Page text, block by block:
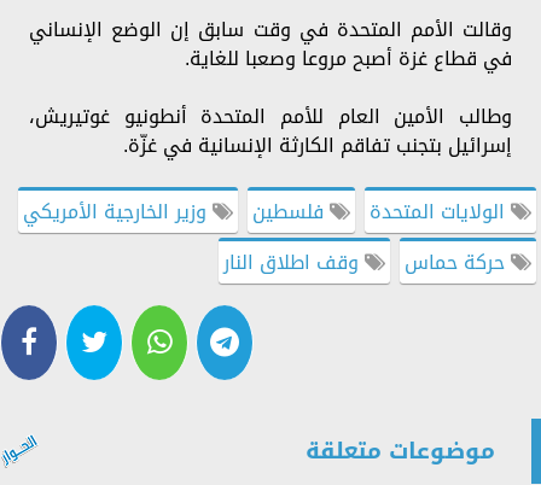
وقالت الأمم المتحدة في وقت سابق إن الوضع الإنساني
في قطاع غزة أصبح مروعا وصعبا للغاية.
وطالب الأمين العام للأمم المتحدة أنطونيو غوتيريش،
إسرائيل بتجنب تفاقم الكارثة الإنسانية في غزّة.
الولايات المتحدة
فلسطين
وزير الخارجية الأمريكي
حركة حماس
وقف اطلاق النار
موضوعات متعلقة